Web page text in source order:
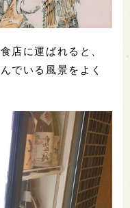
店に運ばれると、
でいる風景をよく